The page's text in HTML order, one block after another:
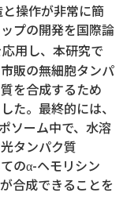
操作が非常に簡
プの開発を国際論
用し、本研究で
販の無細胞タンパ
を合成するため
た。最終的には、
ソーム中で、水溶
タンパク質
のα-ヘモリシン
合成できることを